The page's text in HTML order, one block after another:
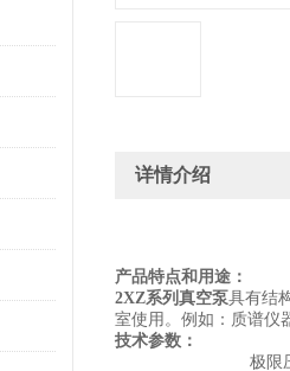
详情介绍
产品特点和用途：
2XZ系列 真空泵具有结
室使用。例如：质谱仪
技术参数 ：
极限